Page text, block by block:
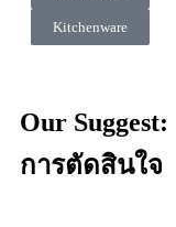
Kitchenware
Our Suggest:
การตัดสินใจ